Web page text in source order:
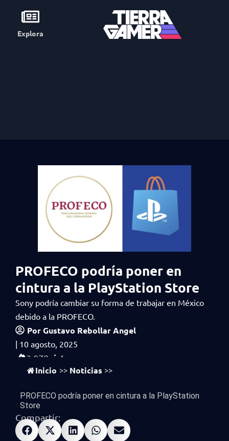
Explora
PROFECO podría poner en
cintura a la PlayStation Store
Sony podría cambiar su forma de trabajar en México
debido a la PROFECO.
PorGustavo Rebollar Angel
| 10 agosto, 2025
3,078 vistas
Inicio >> Noticias >>
PROFECO podría poner en cintura a la PlayStation
Store
Compartir: